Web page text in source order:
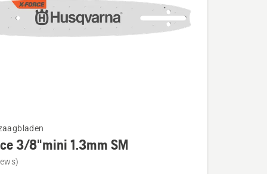
3/8"mini 1.3mm SM